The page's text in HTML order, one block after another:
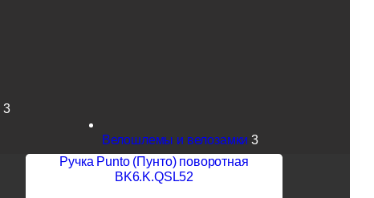
3
Велошлемы и велозамки 3
Ручка Punto (Пунто) поворотная
BK6.K.QSL52